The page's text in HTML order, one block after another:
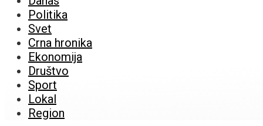
Politika
Svet
Crna hronika
Ekonomija
Društvo
Sport
Lokal
Region